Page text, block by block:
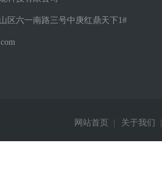
区六一南路三号中庚红鼎天下1#
网站首页 关于我们